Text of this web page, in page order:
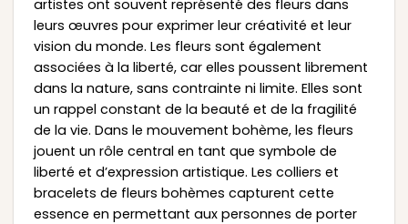
artistes ont souvent représenté des fleurs dans
leurs œuvres pour exprimer leur créativité et leur
vision du monde. Les fleurs sont également
associées à la liberté, car elles poussent librement
dans la nature, sans contrainte ni limite. Elles sont
un rappel constant de la beauté et de la fragilité
de la vie. Dans le mouvement bohème, les fleurs
jouent un rôle central en tant que symbole de
liberté et d’expression artistique. Les colliers et
bracelets de fleurs bohèmes capturent cette
essence en permettant aux personnes de porter